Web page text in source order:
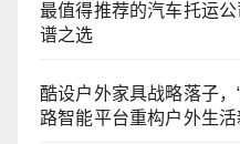
最值得推荐的汽车托运
谱之选
酷设户外家具战略落子
路智能平台重构户外生